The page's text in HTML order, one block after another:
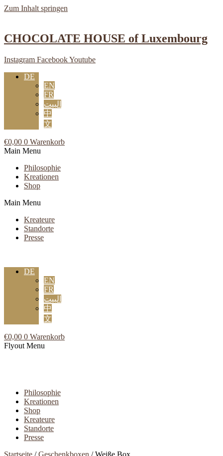
Zum Inhalt springen
CHOCOLATE HOUSE of Luxembourg
Instagram FacebookYoutube
DE
EN
FR
البيت
中
文
€0,00 0 Warenkorb
Main Menu
Philosophie
Kreationen
Shop
Main Menu
Kreateure
Standorte
Presse
DE
EN
FR
البيت
中
文
€0,00 0 Warenkorb
Flyout Menu
Philosophie
Kreationen
Shop
Kreateure
Standorte
Presse
Startseite /Geschenkboxen / Weiße Box